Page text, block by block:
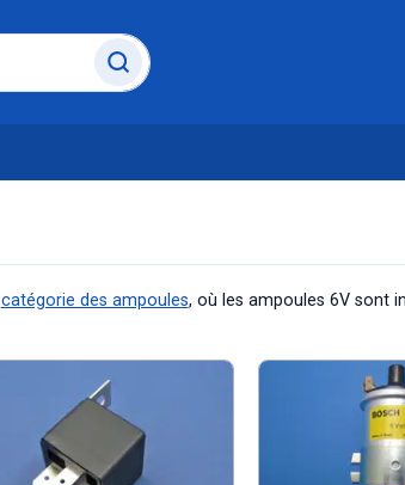
catégorie des ampoules, où les ampoules 6V sont